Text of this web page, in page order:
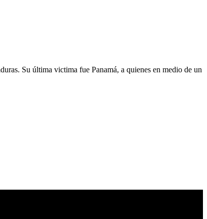
Su última victima fue Panamá, a quienes en medio de un